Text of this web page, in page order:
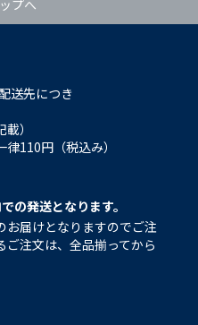
プへ
送先につき
）
110円（税込み）
の発送となります。
お届けとなりますのでご注
注文は、全品揃ってから